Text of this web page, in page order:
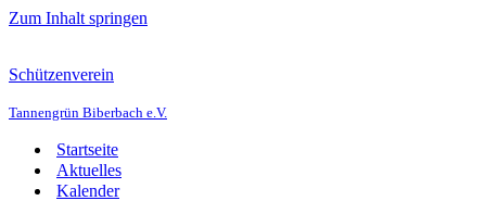
Zum Inhalt springen
Schützenverein
Tannengrün Biberbach e.V.
Startseite
Aktuelles
Kalender